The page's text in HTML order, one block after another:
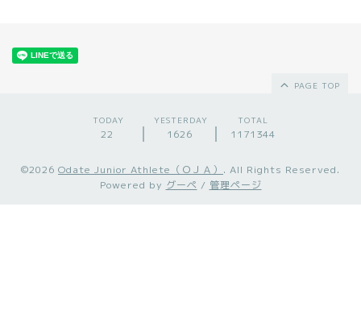
PAGE TOP
TODAY
22
YESTERDAY
1626
TOTAL
1171344
©2026 Odate Junior Athlete（ＯＪＡ） . All Rights Reserved.
Powered by グーペ / 管理ページ